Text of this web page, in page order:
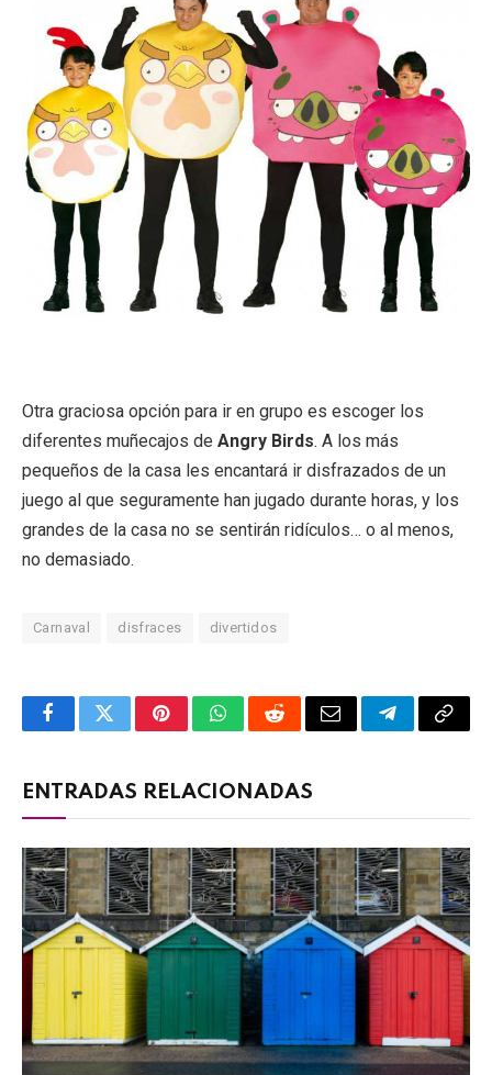
Otra graciosa opción para ir en grupo es escoger los
diferentes muñecajos de Angry Birds. A los más
pequeños de la casa les encantará ir disfrazados de un
juego al que seguramente han jugado durante horas, y los
grandes de la casa no se sentirán ridículos… o al menos,
no demasiado.
Carnaval disfraces divertidos
FacebookTwitterPinterestWhatsAppRedditEmail TelegramCopy
ENTRADAS RELACIONADAS